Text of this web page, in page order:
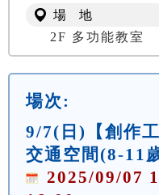
場 地
2F 多功能教室
場次:
9/7(日)【創作
交通空間(8-11
2025/09/07